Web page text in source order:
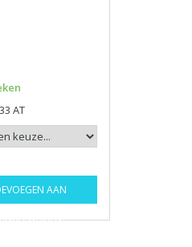
AT
AAN